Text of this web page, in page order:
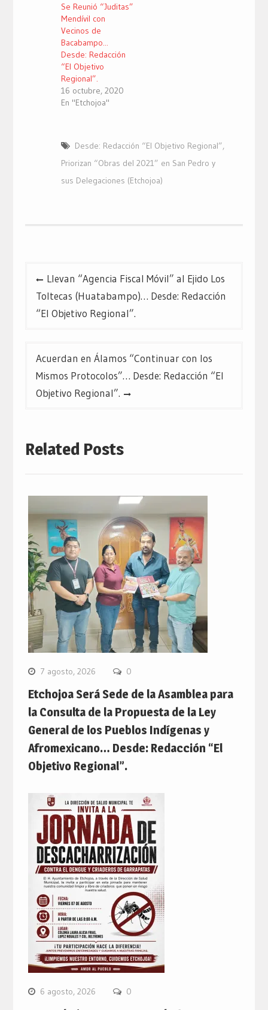
Se Reunió “Juditas”
Mendívil con
Vecinos de
Bacabampo...
Desde: Redacción
“El Objetivo
Regional”.
16 octubre, 2020
En "Etchojoa"
Desde: Redacción “El Objetivo Regional”,
Priorizan “Obras del 2021” en San Pedro y
sus Delegaciones (Etchojoa)
Navegación
de
entradas
Llevan “Agencia Fiscal Móvil” al Ejido Los
Toltecas (Huatabampo)… Desde: Redacción
“El Objetivo Regional”.
Acuerdan en Álamos “Continuar con los
Mismos Protocolos”… Desde: Redacción “El
Objetivo Regional”.
Related Posts
7 agosto, 2026 0
Etchojoa Será Sede de la Asamblea para
la Consulta de la Propuesta de la Ley
General de los Pueblos Indígenas y
Afromexicano… Desde: Redacción “El
Objetivo Regional”.
6 agosto, 2026 0